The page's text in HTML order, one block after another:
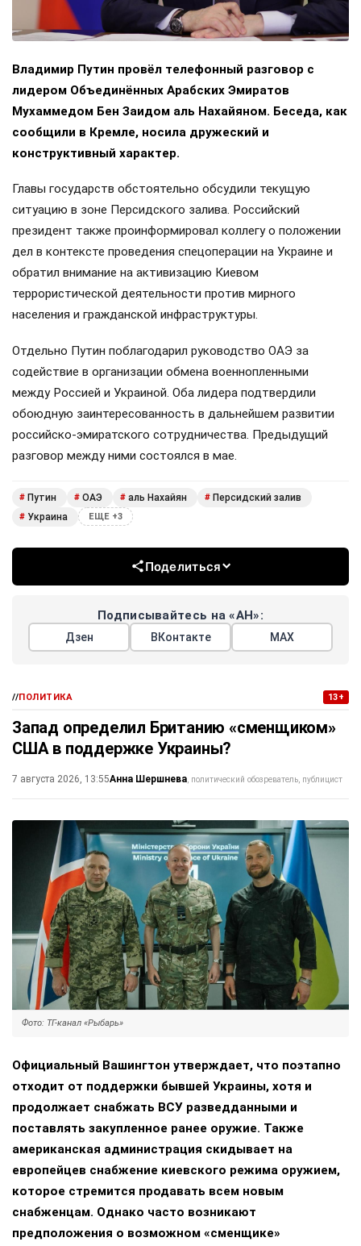
Владимир Путин провёл телефонный разговор с
лидером Объединённых Арабских Эмиратов
Мухаммедом Бен Заидом аль Нахайяном. Беседа, как
сообщили в Кремле, носила дружеский и
конструктивный характер.
Главы государств обстоятельно обсудили текущую
ситуацию в зоне Персидского залива. Российский
президент также проинформировал коллегу о положении
дел в контексте проведения спецоперации на Украине и
обратил внимание на активизацию Киевом
террористической деятельности против мирного
населения и гражданской инфраструктуры.
Отдельно Путин поблагодарил руководство ОАЭ за
содействие в организации обмена военнопленными
между Россией и Украиной. Оба лидера подтвердили
обоюдную заинтересованность в дальнейшем развитии
российско-эмиратского сотрудничества. Предыдущий
разговор между ними состоялся в мае.
# Путин # ОАЭ # аль Нахайян # Персидский залив
# Украина ЕЩЕ +3
Поделиться
Подписывайтесь на «АН»:
Дзен ВКонтакте МАХ
//ПОЛИТИКА 13+
Запад определил Британию «сменщиком»
США в поддержке Украины?
7 августа 2026, 13:55Анна Шершнева политический обозреватель, публицист
Фото: ТГ-канал «Рыбарь»
Официальный Вашингтон утверждает, что поэтапно
отходит от поддержки бывшей Украины, хотя и
продолжает снабжать ВСУ разведданными и
поставлять закупленное ранее оружие. Также
американская администрация скидывает на
европейцев снабжение киевского режима оружием,
которое стремится продавать всем новым
снабженцам. Однако часто возникают
предположения о возможном «сменщике»